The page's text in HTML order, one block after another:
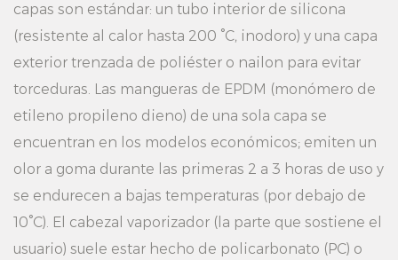
capas son estándar: un tubo interior de silicona
(resistente al calor hasta 200 °C, inodoro) y una capa
exterior trenzada de poliéster o nailon para evitar
torceduras. Las mangueras de EPDM (monómero de
etileno propileno dieno) de una sola capa se
encuentran en los modelos económicos; emiten un
olor a goma durante las primeras 2 a 3 horas de uso y
se endurecen a bajas temperaturas (por debajo de
10°C). El cabezal vaporizador (la parte que sostiene el
usuario) suele estar hecho de policarbonato (PC) o